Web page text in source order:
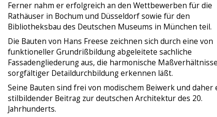
Ferner nahm er erfolgreich an den Wettbewerben für die
Rathäuser in Bochum und Düsseldorf sowie für den
Bibliotheksbau des Deutschen Museums in München teil.
Die Bauten von Hans Freese zeichnen sich durch eine von
funktioneller Grundrißbildung abgeleitete sachliche
Fassadengliederung aus, die harmonische
sorgfältiger Detaildurchbildung erkennen läßt.
Seine Bauten sind frei von modischem Beiwerk und daher
stilbildender Beitrag zur deutschen Architektur des 20.
Jahrhunderts.